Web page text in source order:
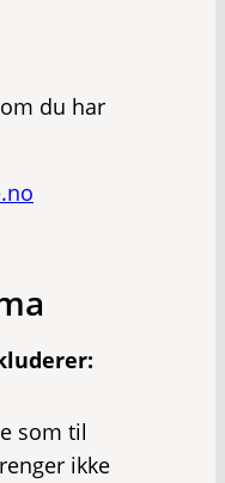
du har
som til
ikke